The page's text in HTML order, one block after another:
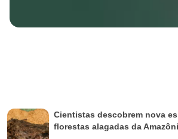
Cientistas descobrem nova
florestas alagadas da